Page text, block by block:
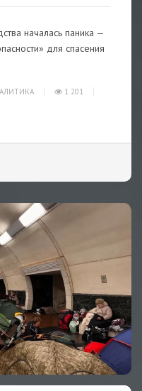
началась паника —
для спасения
1 201